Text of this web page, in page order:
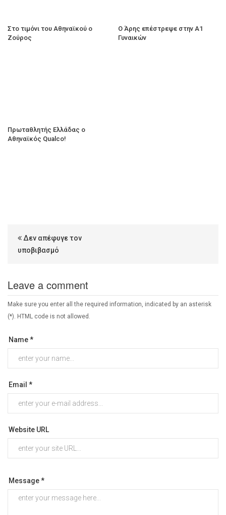
Στο τιμόνι του Αθηναϊκού ο
Ζούρος
Ο Άρης επέστρεψε στην Α1
Γυναικών
Πρωταθλητής Ελλάδας ο
Αθηναϊκός Qualco!
Δεν απέφυγε τον
υποβιβασμό
Leave a comment
Make sure you enter all the required information, indicated by an asterisk
(*). HTML code is not allowed.
Name *
Email *
Website URL
Message *